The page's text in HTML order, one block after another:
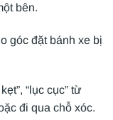
bên.
góc đặt bánh xe bị
“lục cục” từ
đi qua chỗ xóc.